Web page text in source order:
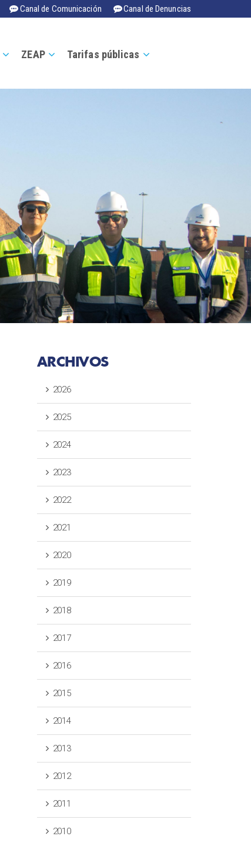
Canal de Comunicación Canal de Denuncias
ZEAP Tarifas públicas
ARCHIVOS
2026
2025
2024
2023
2022
2021
2020
2019
2018
2017
2016
2015
2014
2013
2012
2011
2010